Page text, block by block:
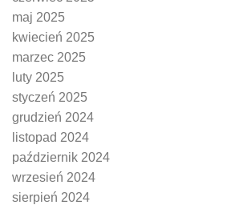
maj 2025
kwiecień 2025
marzec 2025
luty 2025
styczeń 2025
grudzień 2024
listopad 2024
październik 2024
wrzesień 2024
sierpień 2024